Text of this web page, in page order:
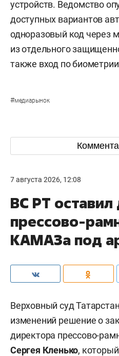
устройств. Ведомство
доступных вариантов
одноразовый код через
из отдельного
также вход по
#медиарынок
7 августа 2026, 12:08
ВС РТ
прессово-
КАМАЗа под
Верховный суд
изменений решение о
директора прессово-
Сергея Кленько,